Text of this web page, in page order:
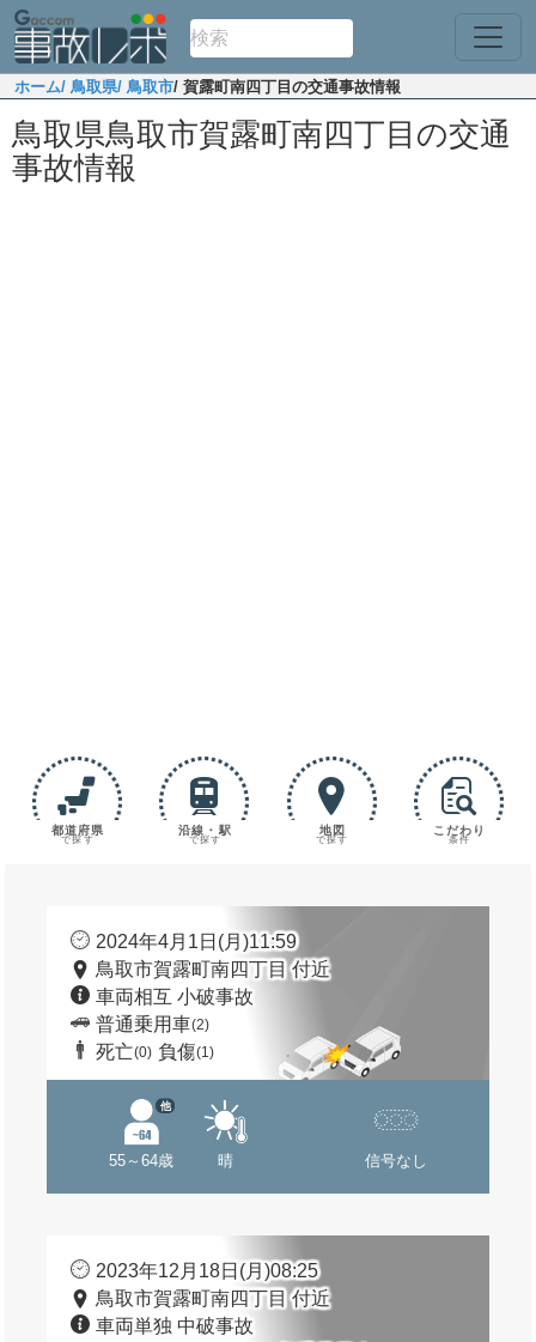
ホーム/ 鳥取県/ 鳥取市/ 賀露町南四丁目の交通事故情報
鳥取県鳥取市賀露町南四丁目の交通
事故情報
都道府県
で探す
沿線・駅
で探す
地図
で探す
こだわり
条件
2024年4月1日(月)11:59
鳥取市賀露町南四丁目 付近
車両相互 小破事故
普通乗用車(2)
死亡(0) 負傷(1)
55～64歳
他
晴 信号なし
2023年12月18日(月)08:25
鳥取市賀露町南四丁目 付近
車両単独 中破事故